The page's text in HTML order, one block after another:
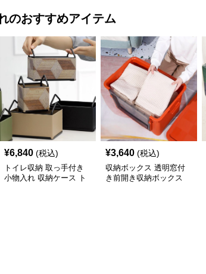
のおすすめアイテム
¥6,840 (税込)
トイレ収納 取っ手付き
小物入れ 収納ケース ト
¥3,640 (税込)
収納ボックス 透明窓付
き前開き収納ボックス